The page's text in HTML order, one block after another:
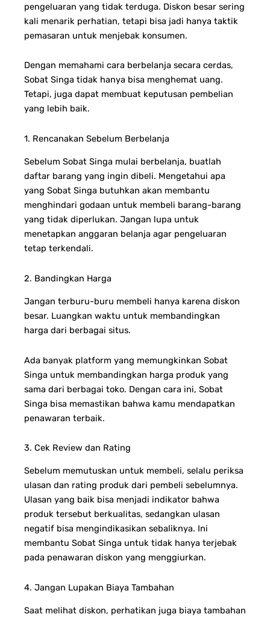
pengeluaran yang tidak terduga. Diskon besar sering
kali menarik perhatian, tetapi bisa jadi hanya taktik
pemasaran untuk menjebak konsumen.
Dengan memahami cara berbelanja secara cerdas,
Sobat Singa tidak hanya bisa menghemat uang.
Tetapi, juga dapat membuat keputusan pembelian
yang lebih baik.
1. Rencanakan Sebelum Berbelanja
Sebelum Sobat Singa mulai berbelanja, buatlah
daftar barang yang ingin dibeli. Mengetahui apa
yang Sobat Singa butuhkan akan membantu
menghindari godaan untuk membeli barang-barang
yang tidak diperlukan. Jangan lupa untuk
menetapkan anggaran belanja agar pengeluaran
tetap terkendali.
2. Bandingkan Harga
Jangan terburu-buru membeli hanya karena diskon
besar. Luangkan waktu untuk membandingkan
harga dari berbagai situs.
Ada banyak platform yang memungkinkan Sobat
Singa untuk membandingkan harga produk yang
sama dari berbagai toko. Dengan cara ini, Sobat
Singa bisa memastikan bahwa kamu mendapatkan
penawaran terbaik.
3. Cek Review dan Rating
Sebelum memutuskan untuk membeli, selalu periksa
ulasan dan rating produk dari pembeli sebelumnya.
Ulasan yang baik bisa menjadi indikator bahwa
produk tersebut berkualitas, sedangkan ulasan
negatif bisa mengindikasikan sebaliknya. Ini
membantu Sobat Singa untuk tidak hanya terjebak
pada penawaran diskon yang menggiurkan.
4. Jangan Lupakan Biaya Tambahan
Saat melihat diskon, perhatikan juga biaya tambahan